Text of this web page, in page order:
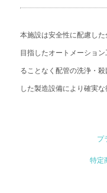
本施設は安全性に配慮し
目指したオートメーショ
ることなく配管の洗浄・
した製造設備により確実な
プ
特定